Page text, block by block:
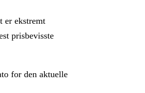
er ekstremt
prisbevisste
for den aktuelle